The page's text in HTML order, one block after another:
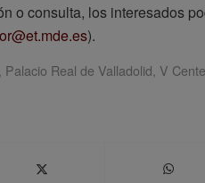
o consulta, los interesados
).
, Palacio Real de Valladolid, V